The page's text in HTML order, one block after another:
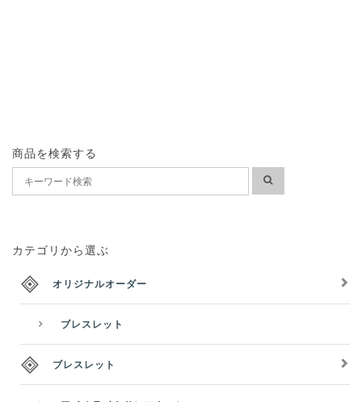
商品を検索する
カテゴリから選ぶ
オリジナルオーダー
ブレスレット
ブレスレット